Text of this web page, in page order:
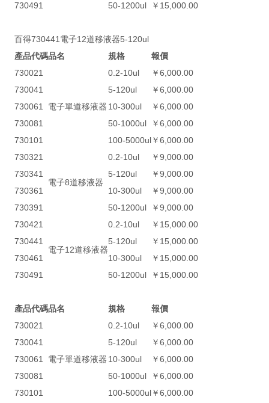
730491
50-1200ul ￥15,000.00
百得730441電子12道移液器5-120ul
產品代碼品名 規格
報價
730021
電子單道移液器
0.2-10ul
￥6,000.00
730041
5-120ul
￥6,000.00
730061
10-300ul
￥6,000.00
730081
50-1000ul
￥6,000.00
730101
100-5000ul￥6,000.00
730321
電子8道移液器
0.2-10ul
￥9,000.00
730341
5-120ul
￥9,000.00
730361
10-300ul
￥9,000.00
730391
50-1200ul
￥9,000.00
730421
電子12道移液器
0.2-10ul
￥15,000.00
730441
5-120ul
￥15,000.00
730461
10-300ul
￥15,000.00
730491
50-1200ul ￥15,000.00
產品代碼品名 規格
報價
730021
電子單道移液器
0.2-10ul
￥6,000.00
730041
5-120ul
￥6,000.00
730061
10-300ul
￥6,000.00
730081
50-1000ul
￥6,000.00
730101
100-5000ul￥6,000.00